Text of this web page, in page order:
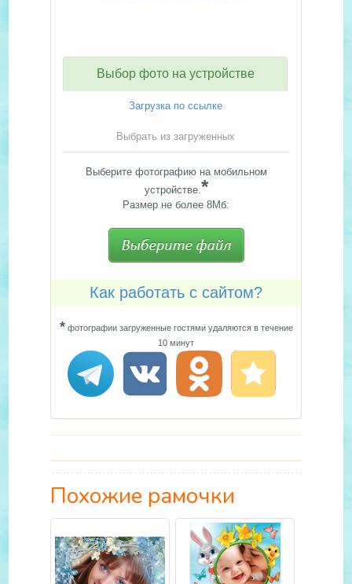
Выбор фото на устройстве
Загрузка по ссылке
Выбрать из загруженных
Выберите фотографию на мобильном
устройстве.*
Размер не более 8Мб:
Как работать с сайтом?
*фотографии загруженные гостями удаляются в течение
10 минут
Похожие рамочки